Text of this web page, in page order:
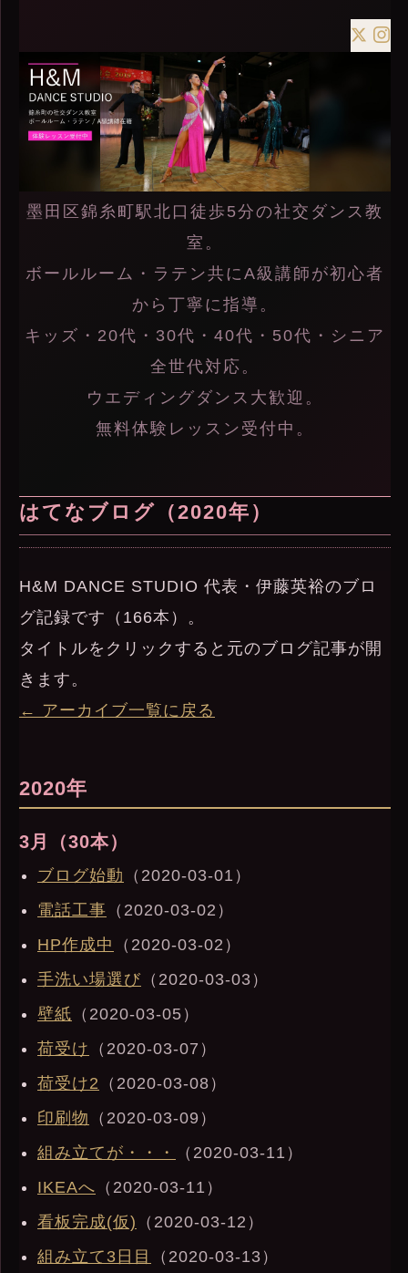
墨田区錦糸町駅北口徒歩5分の社交ダンス教
室。
ボールルーム・ラテン共にA級講師が初心者
から丁寧に指導。
キッズ・20代・30代・40代・50代・シニア
全世代対応。
ウエディングダンス大歓迎。
無料体験レッスン受付中。
はてなブログ（2020年）
H&M DANCE STUDIO 代表・伊藤英裕のブロ
グ記録です（166本）。
タイトルをクリックすると元のブログ記事が開
きます。
← アーカイブ一覧に戻る
2020年
3月（30本）
ブログ始動 （2020-03-01）
電話工事 （2020-03-02）
HP作成中
（2020-03-02）
手洗い場選び （2020-03-03）
壁紙 （2020-03-05）
荷受け （2020-03-07）
荷受け2 （2020-03-08）
印刷物 （2020-03-09）
組み立てが・・・
（2020-03-11）
IKEAへ （2020-03-11）
看板完成(仮) （2020-03-12）
組み立て3日目
（2020-03-13）